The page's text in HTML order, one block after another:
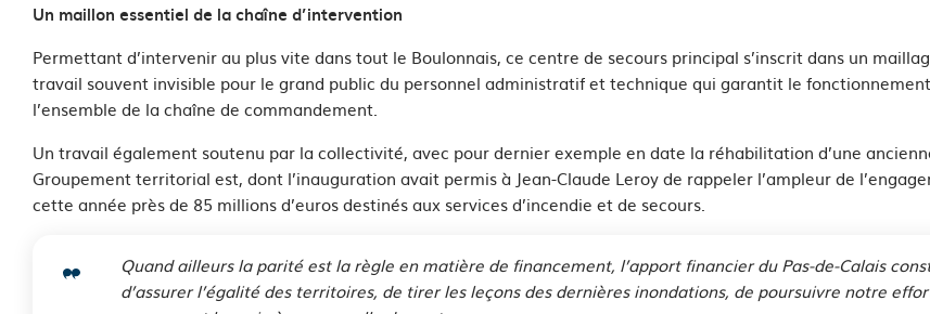
Un maillon essentiel de la chaîne d’intervention
Permettant d’intervenir au plus vite dans tout le Boulonnais, ce centre de secours principal s’inscrit dans un
travail souvent invisible pour le grand public du personnel administratif et technique qui garantit le
l’ensemble de la chaîne de commandement.
Un travail également soutenu par la collectivité, avec pour dernier exemple en date la réhabilitation d’une
Groupement territorial est, dont l’inauguration avait permis à Jean-Claude Leroy de rappeler l’ampleur de
cette année près de 85 millions d’euros destinés aux services d’incendie et de secours.
Quand ailleurs la parité est la règle en matière de financement, l’apport financier du Pas-de-Calais
d’assurer l’égalité des territoires, de tirer les leçons des dernières inondations, de poursuivre notre